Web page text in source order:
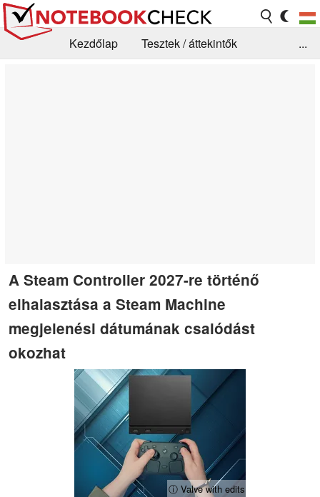
Kezdőlap
Tesztek / áttekintők
...
A Steam Controller 2027-re történő
elhalasztása a Steam Machine
megjelenési dátumának csalódást
okozhat
ⓘ Valve with edits